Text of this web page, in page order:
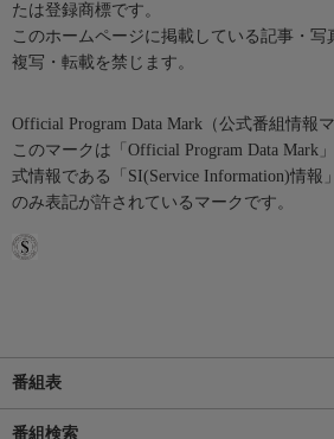
たは登録商標です。
このホームページに掲載している記事・
複写・転載を禁じます。
Official Program Data Mark（公式番組情報マ
このマークは「Official Program Data Mark
式情報である「SI(Service Information)情報
のみ表記が許されているマークです。
番組表
番組検索